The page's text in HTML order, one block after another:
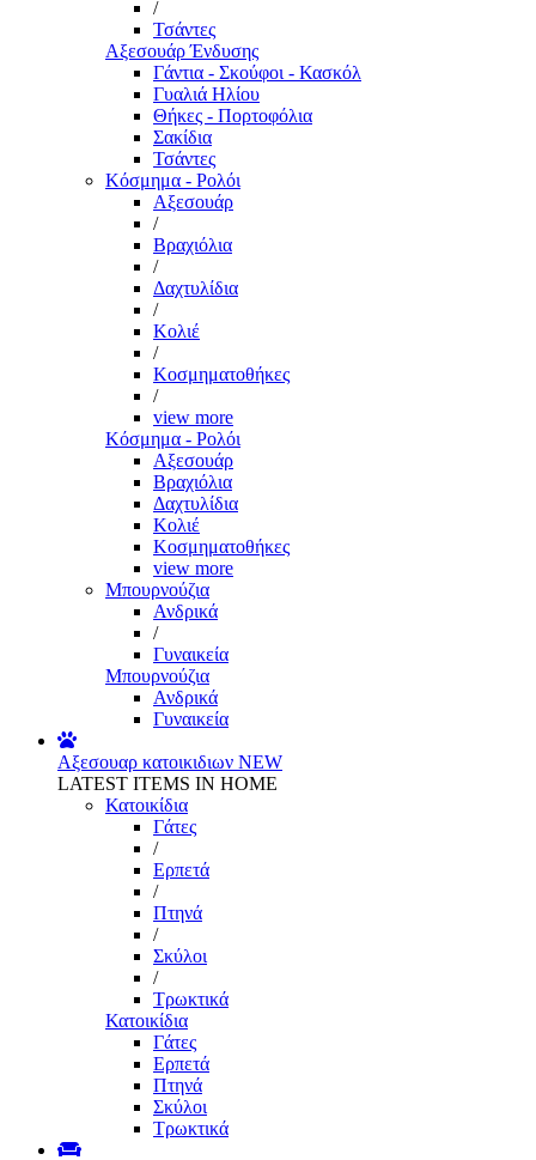
/
Τσάντες
Αξεσουάρ Ένδυσης
Γάντια - Σκούφοι - Κασκόλ
Γυαλιά Ηλίου
Θήκες - Πορτοφόλια
Σακίδια
Τσάντες
Κόσμημα - Ρολόι
Αξεσουάρ
/
Βραχιόλια
/
Δαχτυλίδια
/
Κολιέ
/
Κοσμηματοθήκες
/
view more
Κόσμημα - Ρολόι
Αξεσουάρ
Βραχιόλια
Δαχτυλίδια
Κολιέ
Κοσμηματοθήκες
view more
Μπουρνούζια
Ανδρικά
/
Γυναικεία
Μπουρνούζια
Ανδρικά
Γυναικεία
Αξεσουαρ κατοικιδιων NEW
LATEST ITEMS IN HOME
Κατοικίδια
Γάτες
/
Ερπετά
/
Πτηνά
/
Σκύλοι
/
Τρωκτικά
Κατοικίδια
Γάτες
Ερπετά
Πτηνά
Σκύλοι
Τρωκτικά